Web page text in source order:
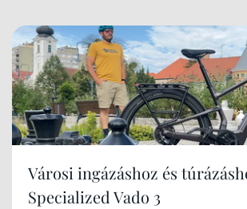
Városi ingázáshoz és
Specialized Vado 3